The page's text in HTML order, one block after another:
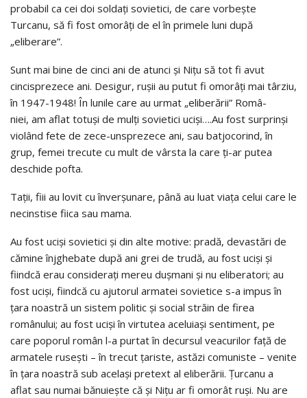
probabil ca cei doi soldaţi sovietici, de care vorbeşte
Turcanu, să fi fost omorâţi de el în primele luni după
„eliberare”.
Sunt mai bine de cinci ani de atunci şi Niţu să tot fi avut
cincisprezece ani. Desigur, ruşii au putut fi omorâţi mai târziu,
în 1947-1948! În lunile care au urmat „eliberării” Româ­
niei, am aflat totuşi de mulţi sovietici ucişi….Au fost surprinşi
violând fete de zece-unsprezece ani, sau batjocorind, în
grup, femei trecute cu mult de vârsta la care ţi-ar putea
deschide pofta.
Taţii, fiii au lovit cu înverşunare, până au luat viaţa celui care le
necinstise fiica sau mama.
Au fost ucişi sovietici şi din alte motive: pradă, devastări de
cămine înjghebate după ani grei de trudă, au fost ucişi şi
fiindcă erau consideraţi mereu duşmani şi nu eliberatori; au
fost ucişi, fiindcă cu ajutorul arma­tei sovietice s-a impus în
ţara noastră un sistem politic şi social străin de firea
românului; au fost ucişi în virtu­tea aceluiaşi sentiment, pe
care poporul român l-a purtat în decursul veacurilor faţă de
armatele ruseşti – în tre­cut ţariste, astăzi comuniste – venite
în ţara noastră sub acelaşi pretext al eliberării. Ţurcanu a
aflat sau nu­mai bănuieşte că şi Niţu ar fi omorât ruşi. Nu are